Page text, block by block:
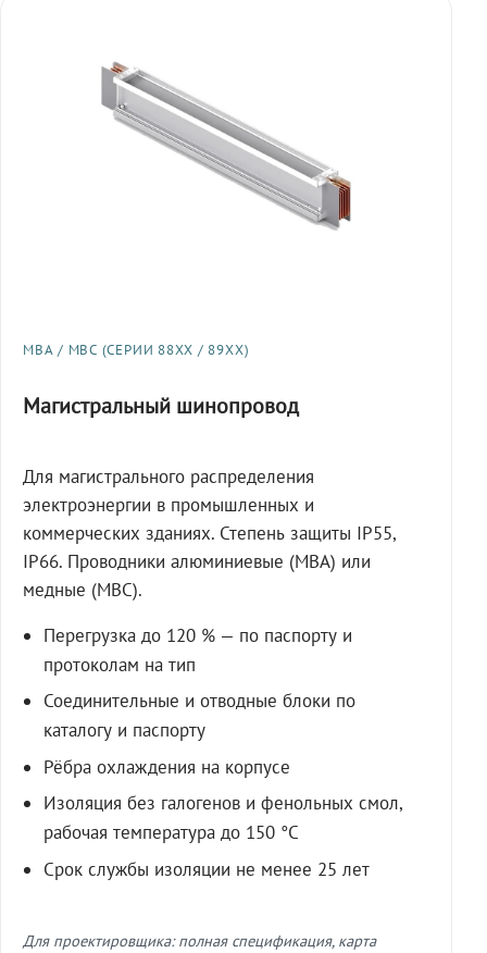
МВА / МВС (СЕРИИ 88XX / 89XX)
Магистральный шинопровод
Для магистрального распределения
электроэнергии в промышленных и
коммерческих зданиях. Степень защиты IP55,
IP66. Проводники алюминиевые (МВА) или
медные (МВС).
Перегрузка до 120 % — по паспорту и
протоколам на тип
Соединительные и отводные блоки по
каталогу и паспорту
Рёбра охлаждения на корпусе
Изоляция без галогенов и фенольных смол,
рабочая температура до 150 °C
Срок службы изоляции не менее 25 лет
Для проектировщика: полная спецификация, карта